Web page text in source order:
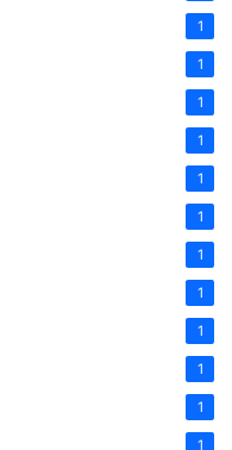
1
1
1
1
1
1
1
1
1
1
1
1